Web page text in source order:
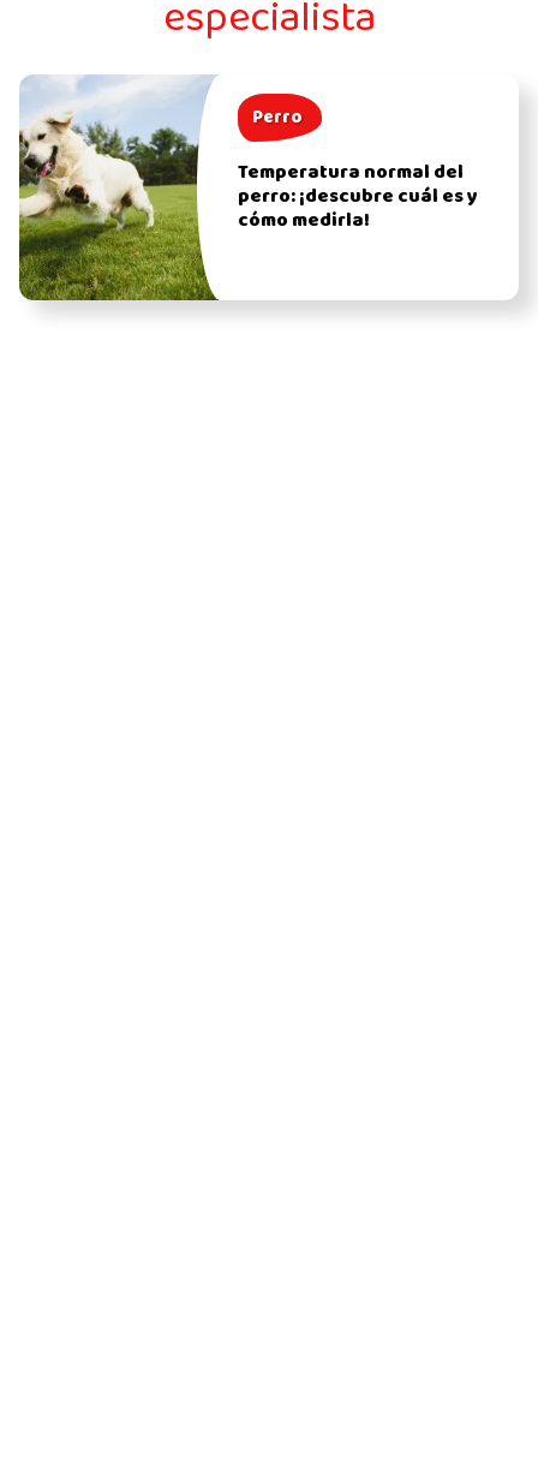
especialista
Perro
Temperatura normal del
perro: ¡descubre cuál es y
cómo medirla!